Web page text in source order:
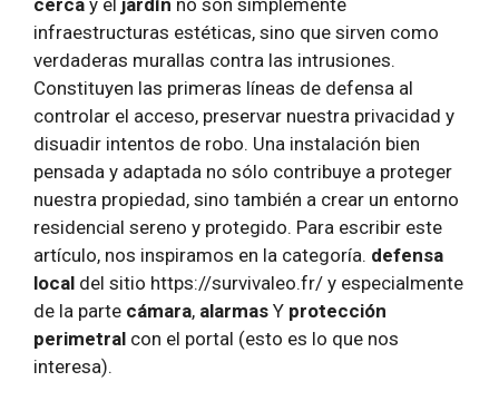
cerca y el jardín no son simplemente
infraestructuras estéticas, sino que sirven como
verdaderas murallas contra las intrusiones.
Constituyen las primeras líneas de defensa al
controlar el acceso, preservar nuestra privacidad y
disuadir intentos de robo. Una instalación bien
pensada y adaptada no sólo contribuye a proteger
nuestra propiedad, sino también a crear un entorno
residencial sereno y protegido. Para escribir este
artículo, nos inspiramos en la categoría. defensa
local del sitio https://survivaleo.fr/ y especialmente
de la parte cámara, alarmas Y protección
perimetral con el portal (esto es lo que nos
interesa).